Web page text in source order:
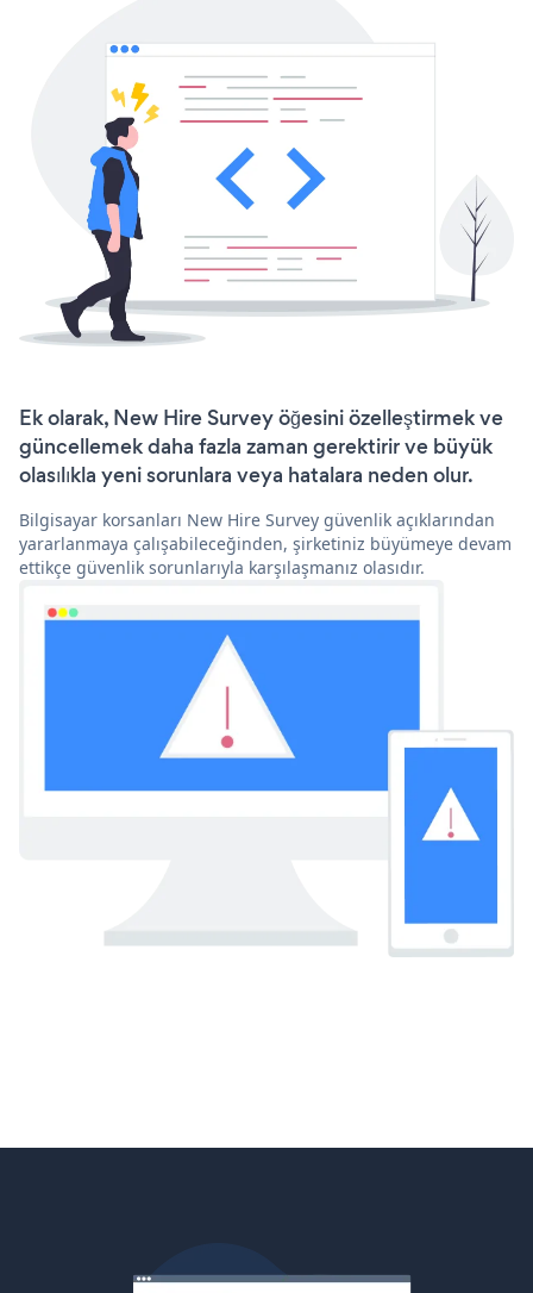
Ek olarak, New Hire Survey öğesini özelleştirmek ve
güncellemek daha fazla zaman gerektirir ve büyük
olasılıkla yeni sorunlara veya hatalara neden olur.
Bilgisayar korsanları New Hire Survey güvenlik açıklarından
yararlanmaya çalışabileceğinden, şirketiniz büyümeye devam
ettikçe güvenlik sorunlarıyla karşılaşmanız olasıdır.